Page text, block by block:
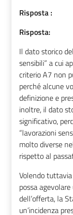
Risposta :
Risposta:
Il dato storico
sensibili” a cui
criterio A7 non
perché alcune
definizione e
inoltre, il dato
significativo,
“lavorazioni
molto diverse
rispetto al
Volendo
possa
dell’offerta, la
un’incidenza